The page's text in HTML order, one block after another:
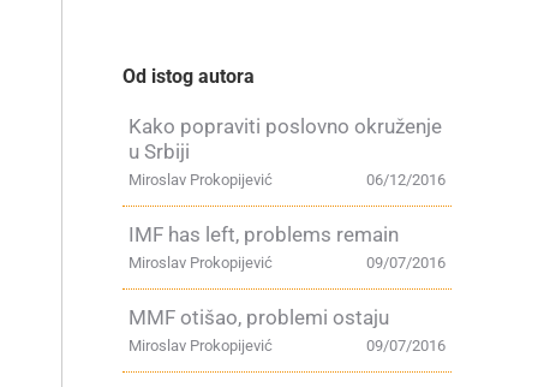
Od istog autora
Kako popraviti poslovno okruženje
u Srbiji
06/12/2016
Miroslav Prokopijević
IMF has left, problems remain
09/07/2016
Miroslav Prokopijević
MMF otišao, problemi ostaju
09/07/2016
Miroslav Prokopijević